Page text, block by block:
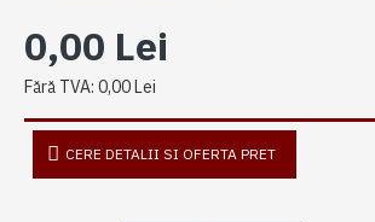
0,00 Lei
Fără TVA: 0,00 Lei
CERE DETALII SI OFERTA PRET